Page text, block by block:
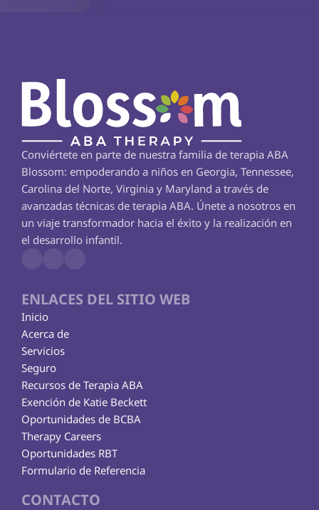
Conviértete en parte de nuestra familia de terapia ABA
Blossom: empoderando a niños en Georgia, Tennessee,
Carolina del Norte, Virginia y Maryland a través de
avanzadas técnicas de terapia ABA. Únete a nosotros en
un viaje transformador hacia el éxito y la realización en
el desarrollo infantil.
ENLACES DEL SITIO WEB
Inicio
Acerca de
Servicios
Seguro
Exención de Katie Beckett
Recursos de Terapia ABA
Therapy Careers
Oportunidades de BCBA
Oportunidades RBT
Formulario de Referencia
CONTACTO